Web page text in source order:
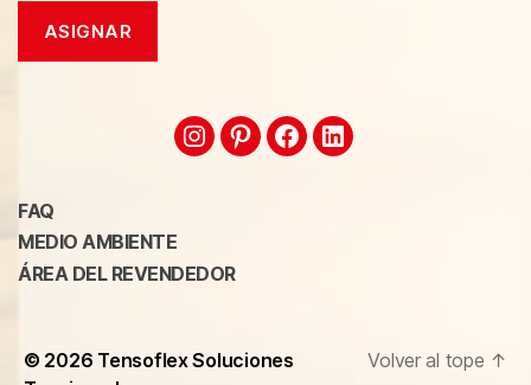
FAQ
MEDIO AMBIENTE
ÁREA DEL REVENDEDOR
© 2026 Tensoflex Soluciones
Volver al tope ↑